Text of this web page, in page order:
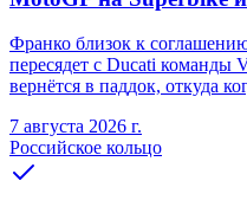
Франко близок к
пересядет с Ducati команды
вернётся в паддок, откуда
7 августа 2026 г.
Российское кольцо